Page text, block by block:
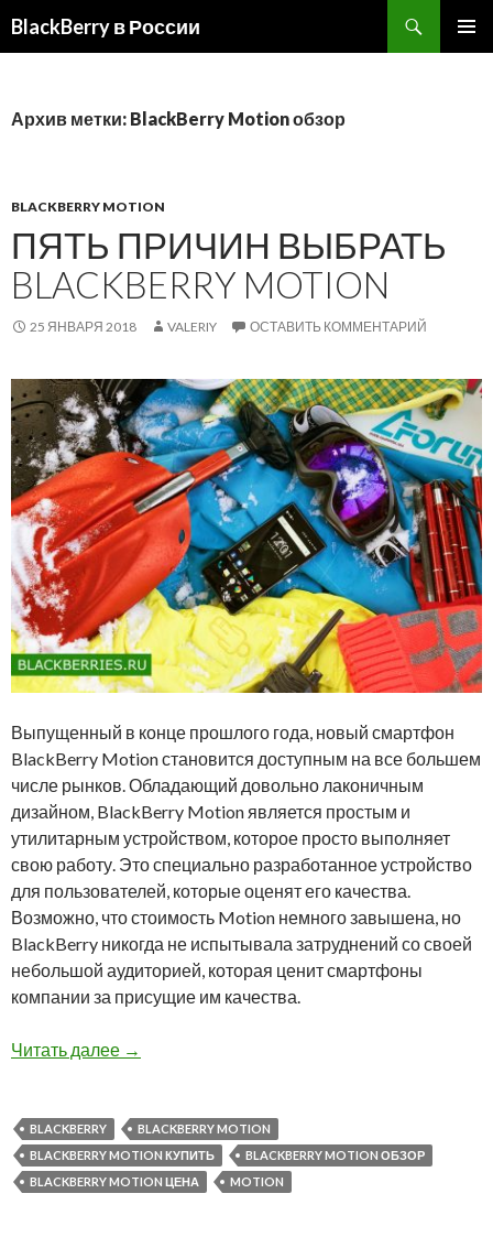
BlackBerry в России
Архив метки: BlackBerry Motion обзор
BLACKBERRY MOTION
ПЯТЬ ПРИЧИН ВЫБРАТЬ
BLACKBERRY MOTION
25 ЯНВАРЯ 2018 VALERIY ОСТАВИТЬ КОММЕНТАРИЙ
Выпущенный в конце прошлого года, новый смартфон
BlackBerry Motion становится доступным на все большем
числе рынков. Обладающий довольно лаконичным
дизайном, BlackBerry Motion является простым и
утилитарным устройством, которое просто выполняет
свою работу. Это специально разработанное устройство
для пользователей, которые оценят его качества.
Возможно, что стоимость Motion немного завышена, но
BlackBerry никогда не испытывала затруднений со своей
небольшой аудиторией, которая ценит смартфоны
компании за присущие им качества.
Читать далее Пять причин выбрать BlackBerry Motion
→
BLACKBERRY
BLACKBERRY MOTION
BLACKBERRY MOTION КУПИТЬ
BLACKBERRY MOTION ОБЗОР
BLACKBERRY MOTION ЦЕНА
MOTION